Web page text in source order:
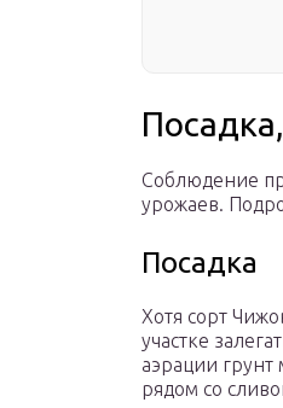
Соблюдение
урожаев.
Посадка
Хотя сорт
участке
аэрации
рядом со